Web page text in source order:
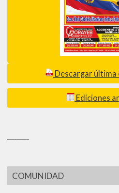
Descargar última
Ediciones
COMUNIDAD